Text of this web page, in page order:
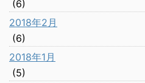
(6)
2018年2月
(6)
2018年1月
(5)